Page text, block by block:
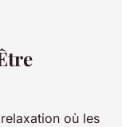
où les